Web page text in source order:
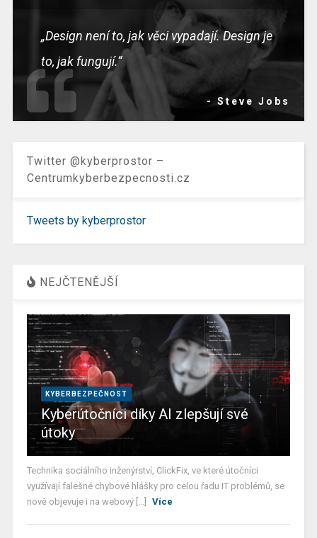
„Design není to, jak věci vypadají. Design je
to, jak fungují.“
- Steve Jobs
Twitter @kyberprostor –
Centrumkyberbezpecnosti.cz
Tweets by kyberprostor
NEJČTENĚJŠÍ
KYBERBEZPEČNOST
Kyberútočníci díky AI zlepšují své
útoky
Technika sociálního inženýrství, ClickFix, ve které útočníci
využívají falešné chybové hlášky pro celou řadu IT problémů, se
nově objevuje i na webový [...]
Více